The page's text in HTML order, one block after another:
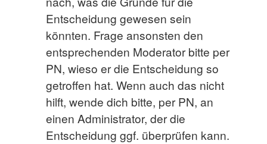
Entscheidung gewesen sein
könnten. Frage ansonsten den
entsprechenden Moderator bitte per
PN, wieso er die Entscheidung so
getroffen hat. Wenn auch das nicht
hilft, wende dich bitte, per PN, an
einen Administrator, der die
Entscheidung ggf. überprüfen kann.